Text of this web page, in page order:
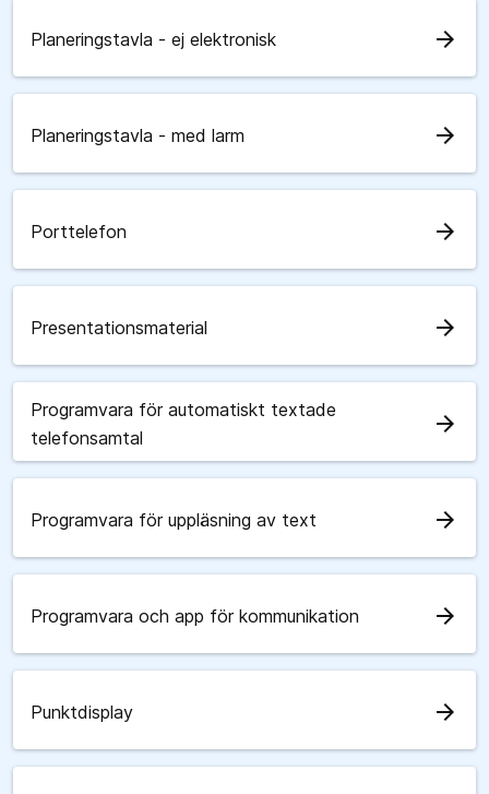
Planeringstavla - ej elektronisk arrow_forward
Planeringstavla - med larm arrow_forward
Porttelefon arrow_forward
Presentationsmaterial arrow_forward
Programvara för automatiskt textade
telefonsamtal
arrow_forward
Programvara för uppläsning av text arrow_forward
Programvara och app för kommunikation arrow_forward
Punktdisplay arrow_forward